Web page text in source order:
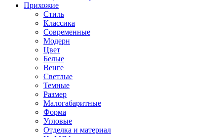
Прихожие
Стиль
Классика
Современные
Модерн
Цвет
Белые
Венге
Светлые
Темные
Размер
Малогабаритные
Форма
Угловые
Отделка и материал